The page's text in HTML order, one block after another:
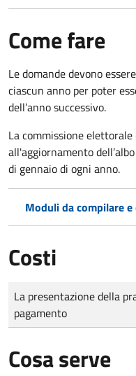
Come fare
Le domandedevono
ciascun anno per poter
dell’anno successivo.
La commissione
all'aggiornamento
di gennaio di ogni anno.
Moduli da compilare
Costi
Tipo di pagamento
Importo
La presentazione della
pagamento
Cosa serve